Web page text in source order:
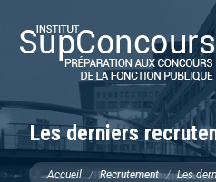
Les derniers
Vous êtes ici :
Accueil Recrutement Les